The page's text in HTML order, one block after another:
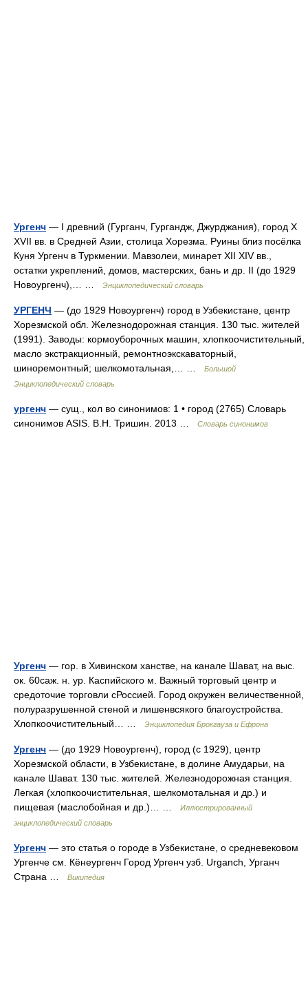
Ургенч — I древний (Гурганч, Гургандж, Джурджания), город X
XVII вв. в Средней Азии, столица Хорезма. Руины близ посёлка
Куня Ургенч в Туркмении. Мавзолеи, минарет XII XIV вв.,
остатки укреплений, домов, мастерских, бань и др. II (до 1929
Новоургенч),… …
Энциклопедический словарь
УРГЕНЧ — (до 1929 Новоургенч) город в Узбекистане, центр
Хорезмской обл. Железнодорожная станция. 130 тыс. жителей
(1991). Заводы: кормоуборочных машин, хлопкоочистительный,
масло экстракционный, ремонтноэкскаваторный,
шиноремонтный; шелкомотальная,… …
Большой
Энциклопедический словарь
ургенч — сущ., кол во синонимов: 1 • город (2765) Словарь
синонимов ASIS. В.Н. Тришин. 2013 …
Словарь синонимов
Ургенч — гор. в Хивинском ханстве, на канале Шават, на выс.
ок. 60саж. н. ур. Каспийского м. Важный торговый центр и
средоточие торговли сРоссией. Город окружен величественной,
полуразрушенной стеной и лишенвсякого благоустройства.
Хлопкоочистительный… …
Энциклопедия Брокгауза и Ефрона
Ургенч — (до 1929 Новоургенч), город (с 1929), центр
Хорезмской области, в Узбекистане, в долине Амударьи, на
канале Шават. 130 тыс. жителей. Железнодорожная станция.
Легкая (хлопкоочистительная, шелкомотальная и др.) и
пищевая (маслобойная и др.)… …
Иллюстрированный
энциклопедический словарь
Ургенч — это статья о городе в Узбекистане, о средневековом
Ургенче см. Кёнеургенч Город Ургенч узб. Urganch, Урганч
Страна …
Википедия